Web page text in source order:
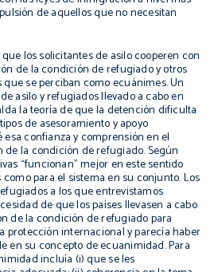
de aquellos que no necesitan
los solicitantes de asilo cooperen con
de la condición de refugiado y otros
se perciban como ecuánimes. Un
asilo y refugiados llevado a cabo en
la teoría de que la detención dificulta
de asesoramiento y apoyo
confianza y comprensión en el
la condición de refugiado. Según
“funcionan” mejor en este sentido
para el sistema en su conjunto. Los
a los que entrevistamos
de que los países llevasen a cabo
de la condición de refugiado para
protección internacional y parecía haber
en su concepto de ecuanimidad. Para
incluía (i) que se les